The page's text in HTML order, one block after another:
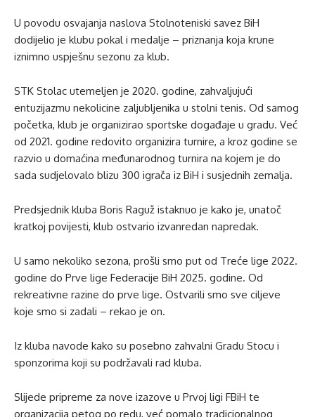
U povodu osvajanja naslova Stolnoteniski savez BiH
dodijelio je klubu pokal i medalje – priznanja koja krune
iznimno uspješnu sezonu za klub.
STK Stolac utemeljen je 2020. godine, zahvaljujući
entuzijazmu nekolicine zaljubljenika u stolni tenis. Od samog
početka, klub je organizirao sportske događaje u gradu. Već
od 2021. godine redovito organizira turnire, a kroz godine se
razvio u domaćina međunarodnog turnira na kojem je do
sada sudjelovalo blizu 300 igrača iz BiH i susjednih zemalja.
Predsjednik kluba Boris Raguž istaknuo je kako je, unatoč
kratkoj povijesti, klub ostvario izvanredan napredak.
U samo nekoliko sezona, prošli smo put od Treće lige 2022.
godine do Prve lige Federacije BiH 2025. godine. Od
rekreativne razine do prve lige. Ostvarili smo sve ciljeve
koje smo si zadali – rekao je on.
Iz kluba navode kako su posebno zahvalni Gradu Stocu i
sponzorima koji su podržavali rad kluba.
Slijede pripreme za nove izazove u Prvoj ligi FBiH te
organizacija petog po redu, već pomalo tradicionalnog